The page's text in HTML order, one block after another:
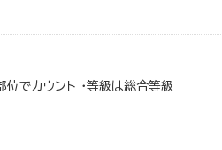
位でカウント ・等級は総合等級